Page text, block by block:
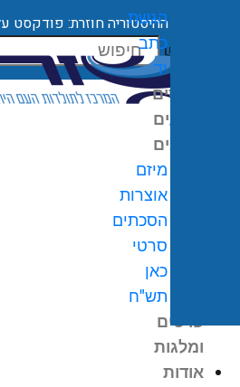
ההיסטוריה חוזרת: פודקסט
הגשת
כתב
יד
קורסים
ארועים
מיזמים
מיזם
אוצרות
הסכתים
סרטי
כאן
תש"ח
פרסים
ומלגות
אודות